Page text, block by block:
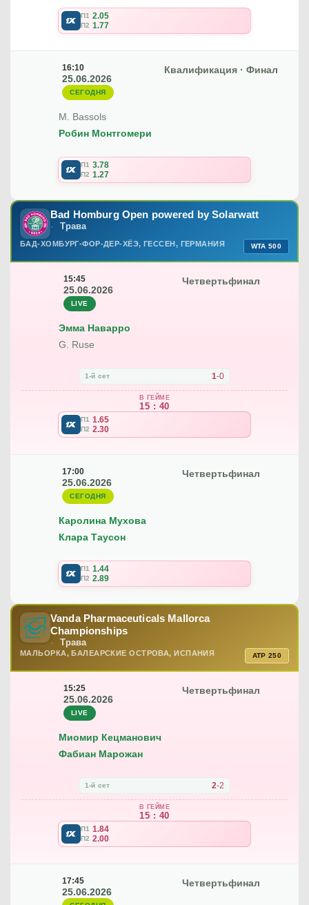
П1 2.05
П2 1.77
16:10
25.06.2026
СЕГОДНЯ
Квалификация · Финал
M. Bassols
Робин Монтгомери
П1 3.78
П2 1.27
Bad Homburg Open powered by Solarwatt
Трава
БАД-ХОМБУРГ-ФОР-ДЕР-ХЁЭ, ГЕССЕН, ГЕРМАНИЯ WTA 500
15:45
25.06.2026
LIVE
Четвертьфинал
Эмма Наварро
G. Ruse
1-й сет 1-0
В ГЕЙМЕ
15 : 40
П1 1.65
П2 2.30
17:00
25.06.2026
СЕГОДНЯ
Четвертьфинал
Каролина Мухова
Клара Таусон
П1 1.44
П2 2.89
Vanda Pharmaceuticals Mallorca
Championships
Трава
МАЛЬОРКА, БАЛЕАРСКИЕ ОСТРОВА, ИСПАНИЯ ATP 250
15:25
25.06.2026
LIVE
Четвертьфинал
Миомир Кецманович
Фабиан Марожан
1-й сет 2-2
В ГЕЙМЕ
15 : 40
П1 1.84
П2 2.00
17:45
25.06.2026
Четвертьфинал